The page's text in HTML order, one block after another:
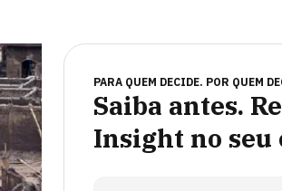
PARA QUEM DECIDE. POR QUEM
Saiba antes.
Insight no seu